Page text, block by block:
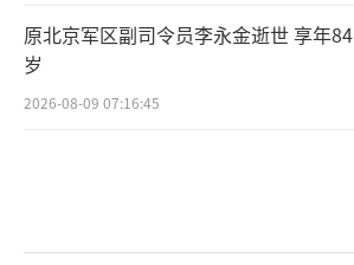
原北京军区副司令员李永金逝世 享年84
岁
2026-08-09 07:16:45